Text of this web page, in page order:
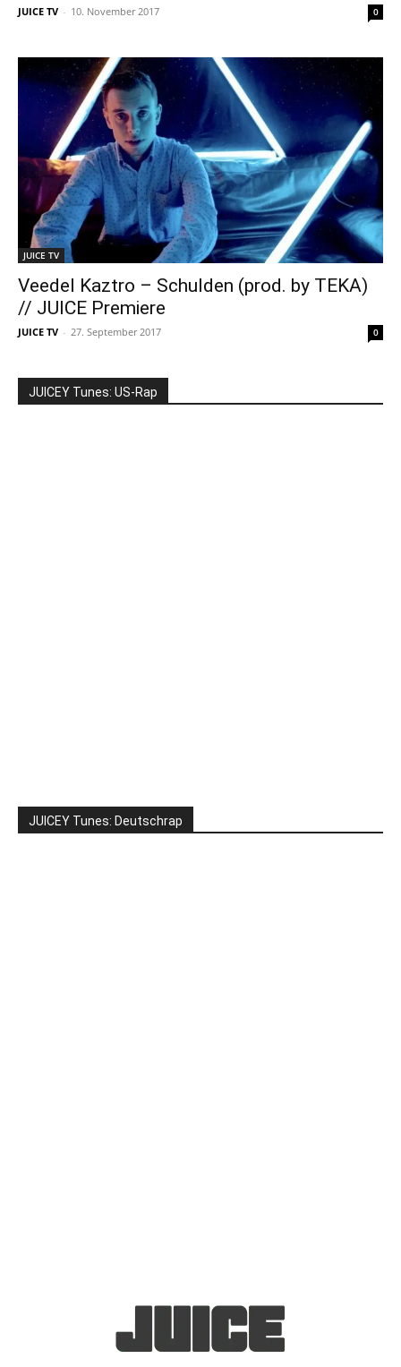
JUICE TV - 10. November 2017 0
JUICE TV
Veedel Kaztro – Schulden (prod. by TEKA)
// JUICE Premiere
JUICE TV - 27. September 2017 0
JUICEY Tunes: US-Rap
JUICEY Tunes: Deutschrap